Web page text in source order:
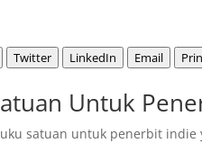
Twitter LinkedIn Email
Untuk
satuan untuk penerbit